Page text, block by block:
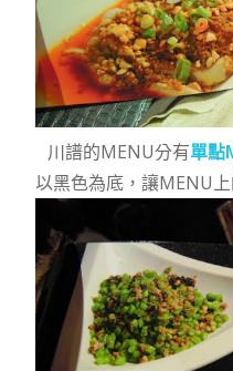
川譜的MENU分有單點
以黑色為底，讓MENU